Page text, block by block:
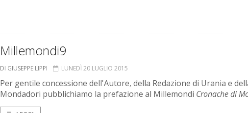
Millemondi9
DI GIUSEPPE LIPPI LUNEDÌ 20 LUGLIO 2015
Per gentile concessione dell'Autore, della Redazione di Urania e
Mondadori pubblichiamo la prefazione al Millemondi Cronache di